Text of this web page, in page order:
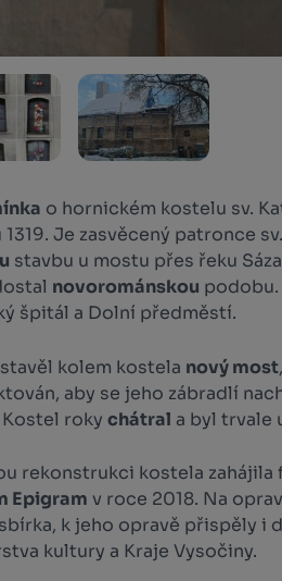
o hornickém kostelu sv.
1319. Je zasvěcený patronce
stavbu u mostu přes řeku
novorománskou
špitál a Dolní předměstí.
kolem kostela nový most
aby se jeho zábradlí
roky chátral a byl trvale
rekonstrukci kostela
Epigram v roce 2018. Na
k jeho opravě přispěly i
kultury a Kraje Vysočiny.